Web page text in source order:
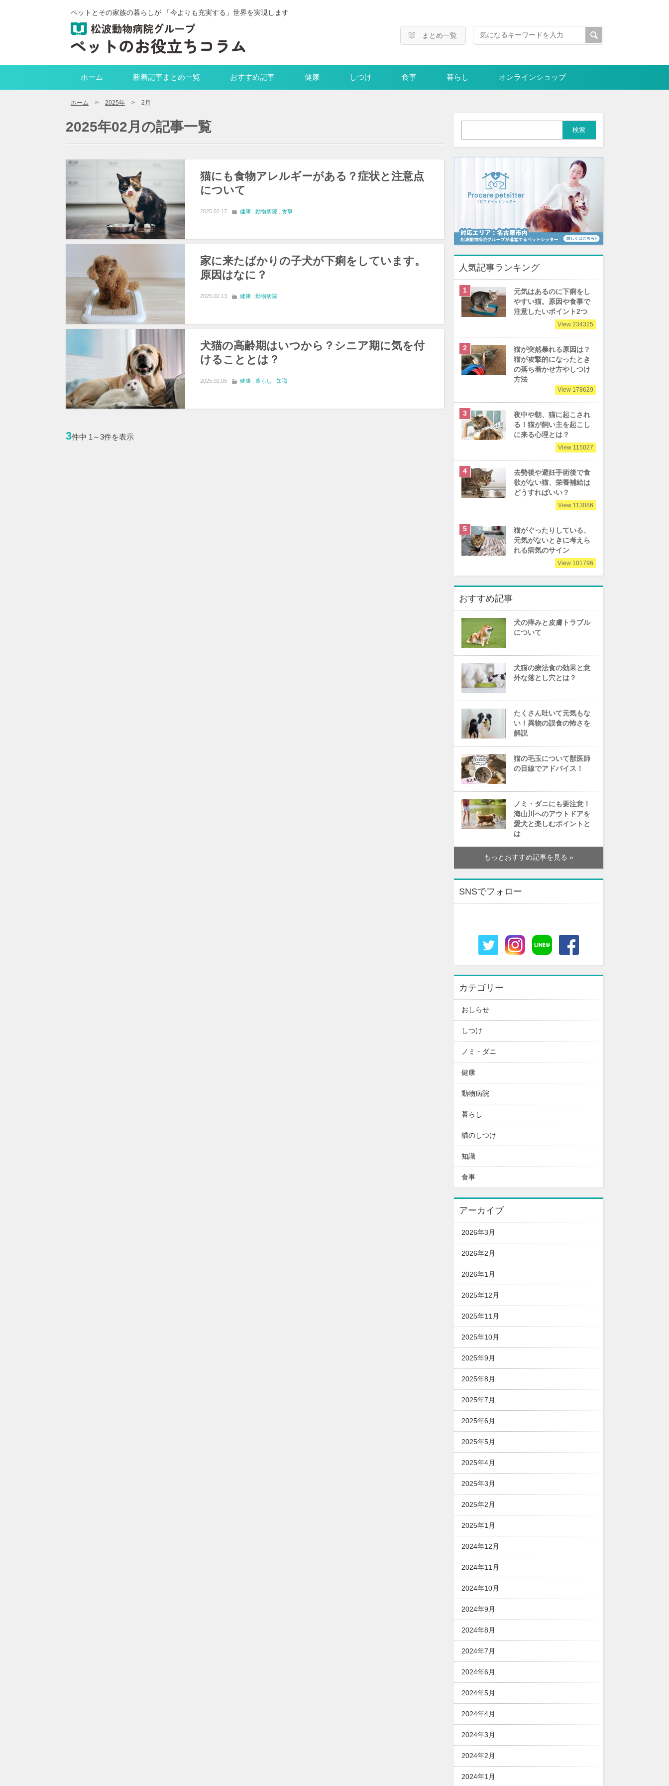
ペットとその家族の暮らしが 「今よりも充実する」世界を実現します
まとめ一覧
ホーム 新着記事まとめ一覧 おすすめ記事 健康 しつけ 食事 暮らし オンラインショップ
ホーム > 2025年 > 2月
2025年02月の記事一覧
猫にも食物アレルギーがある？症状と注意点
について
2025.02.17 健康 動物病院 食事
家に来たばかりの子犬が下痢をしています。
原因はなに？
2025.02.13 健康 動物病院
犬猫の高齢期はいつから？シニア期に気を付
けることとは？
2025.02.05 健康 暮らし 知識
3件中 1～3件を表示
人気記事ランキング
元気はあるのに下痢をし
やすい猫。原因や食事で
注意したいポイント2つ
View 234325
猫が突然暴れる原因は？
猫が攻撃的になったとき
の落ち着かせ方やしつけ
方法
View 178629
夜中や朝、猫に起こされ
る！猫が飼い主を起こし
に来る心理とは？
View 115027
去勢後や避妊手術後で食
欲がない猫、栄養補給は
どうすればいい？
View 113086
猫がぐったりしている、
元気がないときに考えら
れる病気のサイン
View 101796
おすすめ記事
犬の痒みと皮膚トラブル
について
犬猫の療法食の効果と意
外な落とし穴とは？
たくさん吐いて元気もな
い！異物の誤食の怖さを
解説
猫の毛玉について獣医師
の目線でアドバイス！
ノミ・ダニにも要注意！
海山川へのアウトドアを
愛犬と楽しむポイントと
は
もっとおすすめ記事を見る »
SNSでフォロー
カテゴリー
おしらせ
しつけ
ノミ・ダニ
健康
動物病院
暮らし
猫のしつけ
知識
食事
アーカイブ
2026年3月
2026年2月
2026年1月
2025年12月
2025年11月
2025年10月
2025年9月
2025年8月
2025年7月
2025年6月
2025年5月
2025年4月
2025年3月
2025年2月
2025年1月
2024年12月
2024年11月
2024年10月
2024年9月
2024年8月
2024年7月
2024年6月
2024年5月
2024年4月
2024年3月
2024年2月
2024年1月